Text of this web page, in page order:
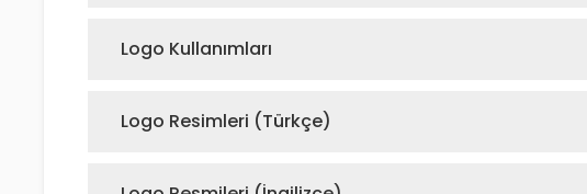
Logo Kullanımları
Logo Resimleri (Türkçe)